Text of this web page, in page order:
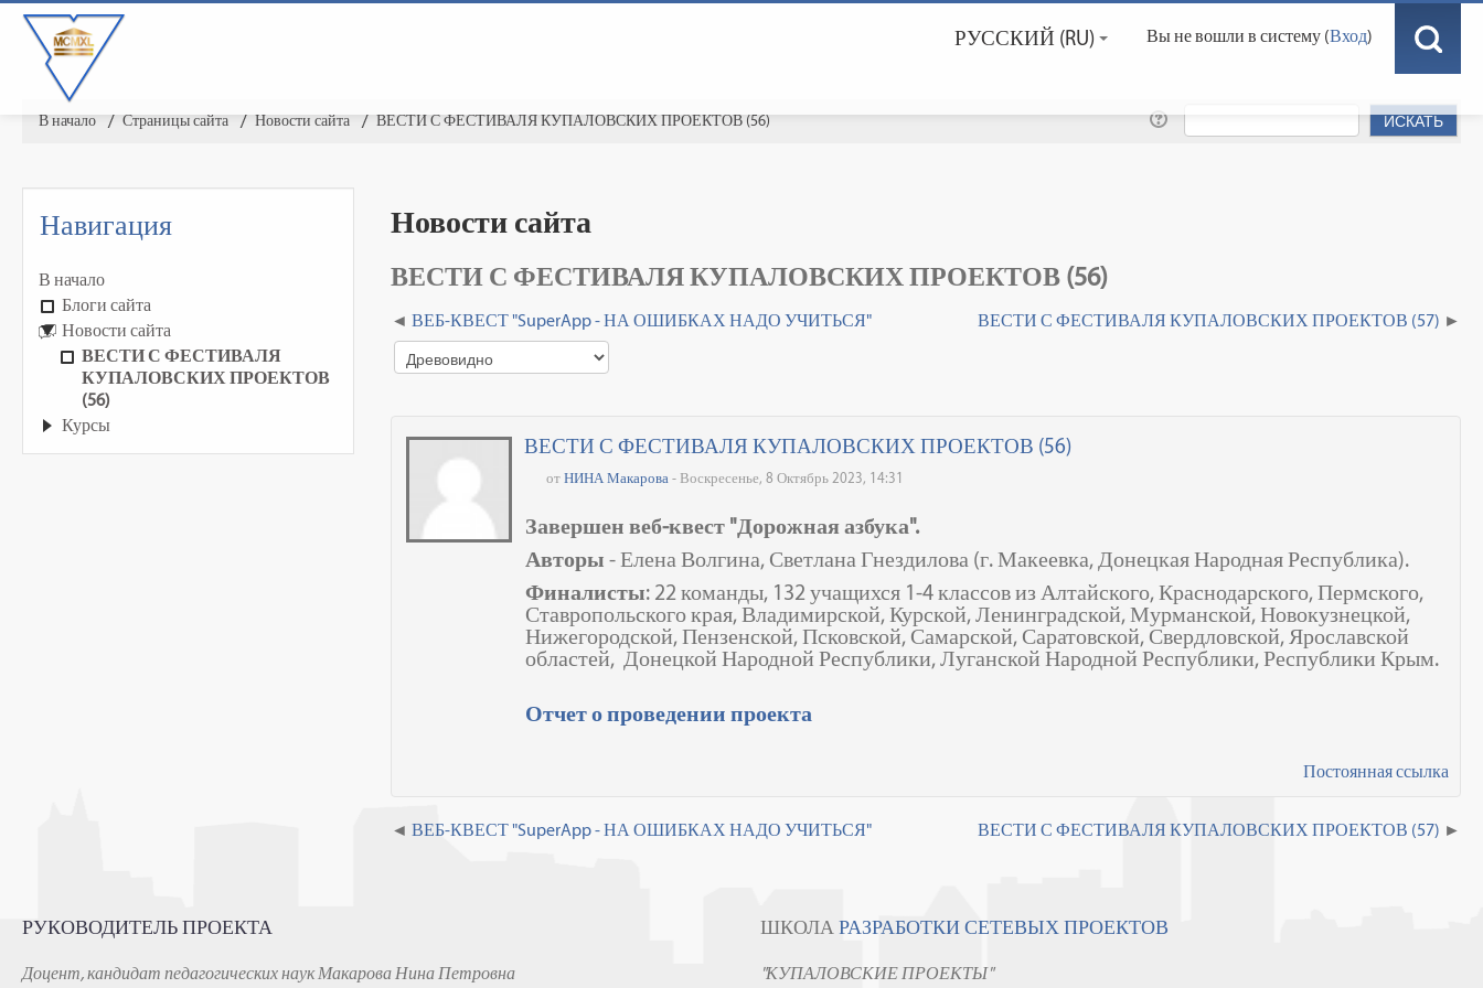
Вы не вошли в систему (Вход)
РУССКИЙ ‎(RU)‎
В начало ▶︎ Страницы сайта ▶︎ Новости сайта ▶︎ ВЕСТИ С ФЕСТИВАЛЯ КУПАЛОВСКИХ ПРОЕКТОВ (56)
Новости сайта
ВЕСТИ С ФЕСТИВАЛЯ КУПАЛОВСКИХ ПРОЕКТОВ (56)
ВЕБ-КВЕСТ "SuperApp - НА ОШИБКАХ НАДО УЧИТЬСЯ" ВЕСТИ С ФЕСТИВАЛЯ КУПАЛОВСКИХ ПРОЕКТОВ (57)
ВЕСТИ С ФЕСТИВАЛЯ КУПАЛОВСКИХ ПРОЕКТОВ (56)
отНИНА Макарова - Воскресенье, 8 Октябрь 2023, 14:31
Завершен веб-квест "Дорожная азбука".
Авторы- Елена Волгина, Светлана Гнездилова (г. Макеевка, Донецкая Народная Республика).
Финалисты: 22 команды, 132 учащихся 1-4 классов из Алтайского, Краснодарского, Пермского,
Ставропольского края, Владимирской, Курской, Ленинградской, Мурманской, Новокузнецкой,
Нижегородской, Пензенской, Псковской, Самарской, Саратовской, Свердловской, Ярославской
областей, Донецкой Народной Республики, Луганской Народной Республики, Республики Крым.
Отчет о проведении проекта
Постоянная ссылка
ВЕБ-КВЕСТ "SuperApp - НА ОШИБКАХ НАДО УЧИТЬСЯ" ВЕСТИ С ФЕСТИВАЛЯ КУПАЛОВСКИХ ПРОЕКТОВ (57)
Навигация
В начало
Блоги сайта
Новости сайта
ВЕСТИ С ФЕСТИВАЛЯ
КУПАЛОВСКИХ ПРОЕКТОВ
(56)
Курсы
РУКОВОДИТЕЛЬ ПРОЕКТА
Доцент, кандидат педагогических наук Макарова Нина Петровна
ШКОЛА РАЗРАБОТКИ СЕТЕВЫХ ПРОЕКТОВ
"КУПАЛОВСКИЕ ПРОЕКТЫ"